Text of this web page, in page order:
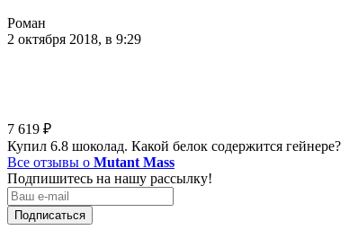
Роман
2 октября 2018, в 9:29
7 619 ₽
Купил 6.8 шоколад. Какой белок содержится гейнере?
Все отзывы о Mutant Mass
Подпишитесь на нашу рассылку!
Подписаться